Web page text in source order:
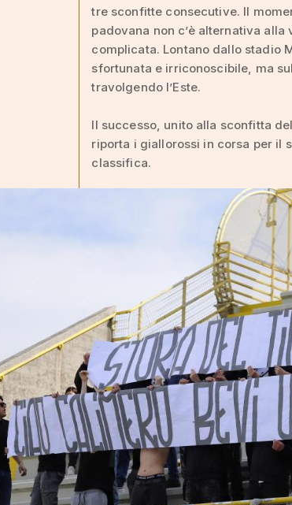
tre sconfitte consecutive. Il
padovana non c’è alternativa
complicata. Lontano dallo stadio
sfortunata e irriconoscibile, ma
travolgendo l’Este.
Il successo, unito alla sconfitta
riporta i giallorossi in corsa per il
classifica.